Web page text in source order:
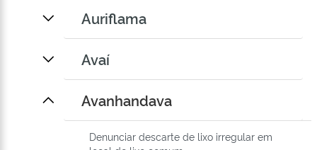
Auriflama
Avaí
Avanhandava
Denunciar descarte de lixo irregular em